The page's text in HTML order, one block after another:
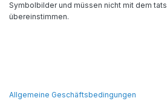
Symbolbilder und müssen nicht mit dem
übereinstimmen.
Allgemeine Geschäftsbedingungen